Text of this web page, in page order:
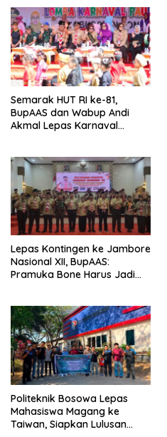
Semarak HUT RI ke-81,
BupAAS dan Wabup Andi
Akmal Lepas Karnaval
Lepas Kontingen ke Jambore
Nasional XII, BupAAS:
Pramuka Bone Harus Jadi
Politeknik Bosowa Lepas
Mahasiswa Magang ke
Taiwan, Siapkan Lulusan